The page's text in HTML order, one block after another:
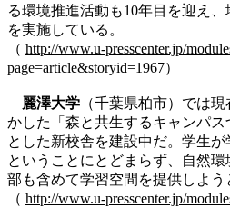
る環境推進活動も10年目を迎え
を実施している。
（ http://www.u-presscenter.jp/
page=article&storyid=1967）
麗澤大学 （千葉県柏市）では
かした「森と共生するキャンパス
とした新校舎を建設中だ。学生
ということにとどまらず、自然
部も含めて学習空間を提供しよう
（ http://www.u-presscenter.jp/